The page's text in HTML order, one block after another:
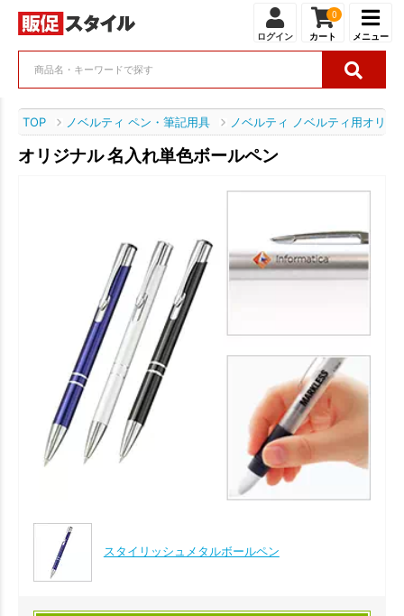
ログイン
0
カート メニュー
TOP ノベルティ ペン・筆記用具 ノベルティ ノベルティ用オリジ
オリジナル 名入れ単色ボールペン
スタイリッシュメタルボールペン